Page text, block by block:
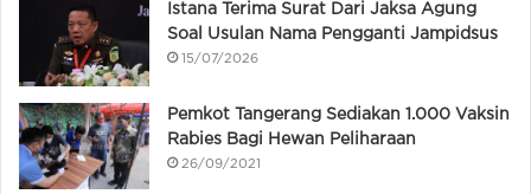
Istana Terima Surat Dari Jaksa Agung
Soal Usulan Nama Pengganti Jampidsus
15/07/2026
Pemkot Tangerang Sediakan 1.000 Vaksin
Rabies Bagi Hewan Peliharaan
26/09/2021